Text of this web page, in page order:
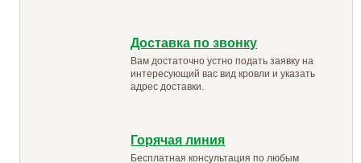
Доставка по звонку
Вам достаточно устно подать заявку на
интересующий вас вид кровли и указать
адрес доставки.
Горячая линия
Бесплатная консультация по любым